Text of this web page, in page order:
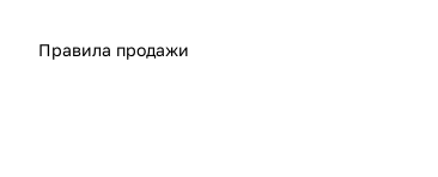
Правила продажи